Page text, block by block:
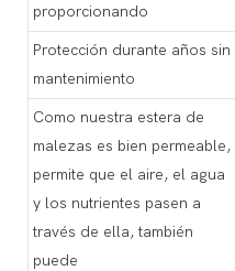
proporcionando
Protección durante años sin
mantenimiento
Como nuestra estera de
malezas es bien permeable,
permite que el aire, el agua
y los nutrientes pasen a
través de ella, también
puede